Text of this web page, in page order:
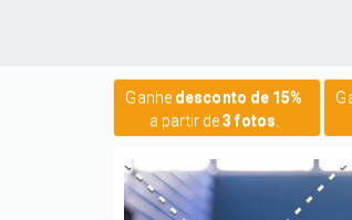
Ganhe desconto de 15%
a partir de3 fotos